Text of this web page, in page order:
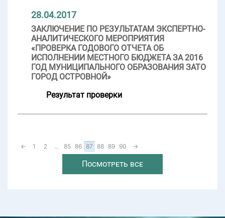
28.04.2017
ЗАКЛЮЧЕНИЕ ПО РЕЗУЛЬТАТАМ ЭКСПЕРТНО-
АНАЛИТИЧЕСКОГО МЕРОПРИЯТИЯ
«ПРОВЕРКА ГОДОВОГО ОТЧЕТА ОБ
ИСПОЛНЕНИИ МЕСТНОГО БЮДЖЕТА ЗА 2016
ГОД МУНИЦИПАЛЬНОГО ОБРАЗОВАНИЯ ЗАТО
ГОРОД ОСТРОВНОЙ»
Результат проверки
← 1 2 ... 85 86 87 88 89 90 →
Посмотреть все